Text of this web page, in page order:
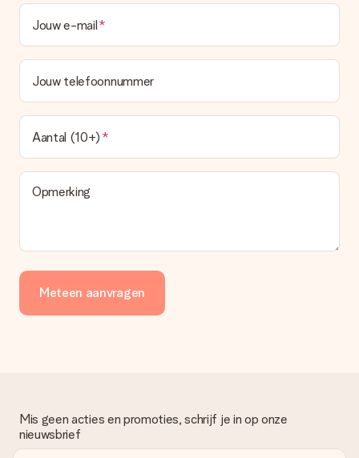
Jouw e-mail
Jouw telefoonnummer
Aantal (10+)
Opmerking
Meteen aanvragen
Mis geen acties en promoties, schrijf je in op onze
nieuwsbrief